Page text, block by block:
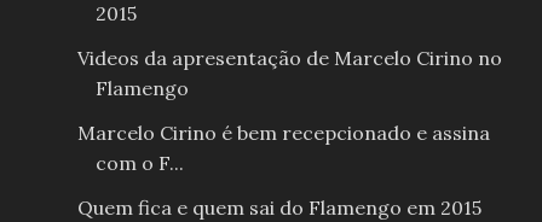
2015
Videos da apresentação de Marcelo Cirino no
Flamengo
Marcelo Cirino é bem recepcionado e assina
com o F...
Quem fica e quem sai do Flamengo em 2015